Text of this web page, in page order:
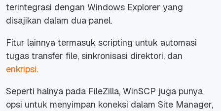
terintegrasi dengan Windows Explorer yang
disajikan dalam dua panel.
Fitur lainnya termasuk scripting untuk automasi
tugas transfer file, sinkronisasi direktori, dan
enkripsi.
Seperti halnya pada FileZilla, WinSCP juga punya
opsi untuk menyimpan koneksi dalam Site Manager,